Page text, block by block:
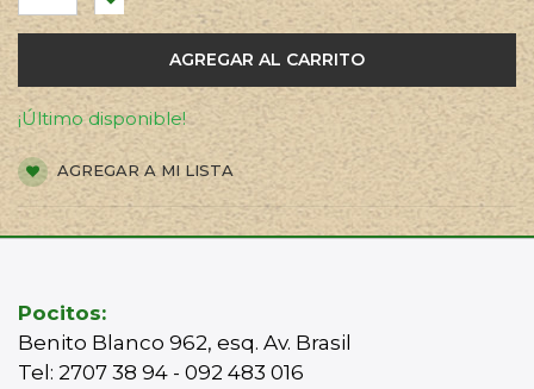
AGREGAR AL CARRITO
¡Último disponible!
AGREGAR A MI LISTA
Pocitos:
Benito Blanco 962, esq. Av. Brasil
Tel: 2707 38 94 - 092 483 016